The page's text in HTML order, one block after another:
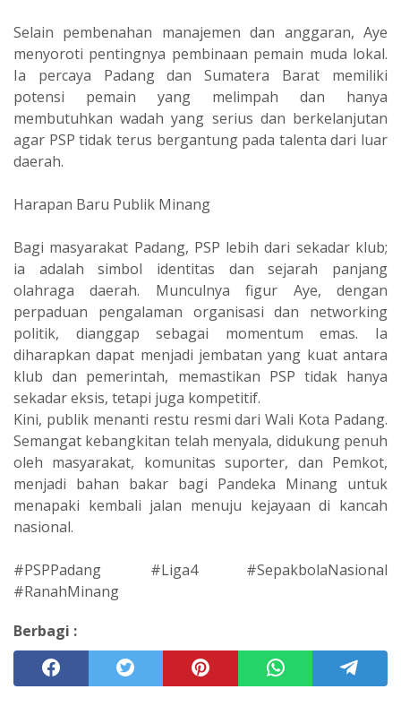
‎Selain pembenahan manajemen dan anggaran, Aye
menyoroti pentingnya pembinaan pemain muda lokal.
Ia percaya Padang dan Sumatera Barat memiliki
potensi pemain yang melimpah dan hanya
membutuhkan wadah yang serius dan berkelanjutan
agar PSP tidak terus bergantung pada talenta dari luar
daerah.
‎Harapan Baru Publik Minang
‎Bagi masyarakat Padang, PSP lebih dari sekadar klub;
ia adalah simbol identitas dan sejarah panjang
olahraga daerah. Munculnya figur Aye, dengan
perpaduan pengalaman organisasi dan networking
politik, dianggap sebagai momentum emas. Ia
diharapkan dapat menjadi jembatan yang kuat antara
klub dan pemerintah, memastikan PSP tidak hanya
sekadar eksis, tetapi juga kompetitif.
‎Kini, publik menanti restu resmi dari Wali Kota Padang.
Semangat kebangkitan telah menyala, didukung penuh
oleh masyarakat, komunitas suporter, dan Pemkot,
menjadi bahan bakar bagi Pandeka Minang untuk
menapaki kembali jalan menuju kejayaan di kancah
nasional.
‎#PSPPadang #Liga4 #SepakbolaNasional
#RanahMinang
Berbagi :